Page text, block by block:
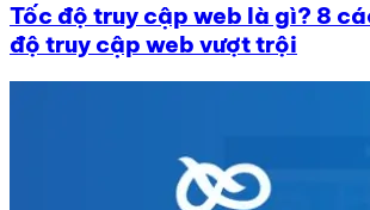
Tốc độ truy cập web là gì? 8
độ truy cập web vượt trội